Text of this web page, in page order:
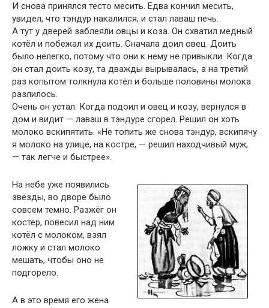
И снова принялся тесто месить. Едва кончил месить,
увидел, что тэндур накалился, и стал лаваш печь.
А тут у дверей заблеяли овцы и коза. Он схватил медный
котёл и побежал их доить. Сначала доил овец. Доить
было нелегко, потому что они к нему не привыкли. Когда
он стал доить козу, та дважды вырывалась, а на третий
раз копытом толкнула котёл и больше половины молока
разлилось.
Очень он устал. Когда подоил и овец и козу, вернулся в
дом и видит — лаваш в тэндуре сгорел. Решил он хоть
молоко вскипятить. «Не топить же снова тэндур, вскипячу
я молоко на улице, на костре, — решил находчивый муж,
— так легче и быстрее».
На небе уже появились
звёзды, во дворе было
совсем темно. Разжёг он
костёр, повесил над ним
котёл с молоком, взял
ложку и стал молоко
мешать, чтобы оно не
подгорело.
А в это время его жена